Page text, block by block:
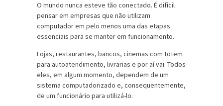
O mundo nunca esteve tão conectado. É difícil
pensar em empresas que não utilizam
computador em pelo menos uma das etapas
essenciais para se manter em funcionamento.
Lojas, restaurantes, bancos, cinemas com totem
para autoatendimento, livrarias e por aí vai. Todos
eles, em algum momento, dependem de um
sistema computadorizado e, consequentemente,
de um funcionário para utilizá-lo.